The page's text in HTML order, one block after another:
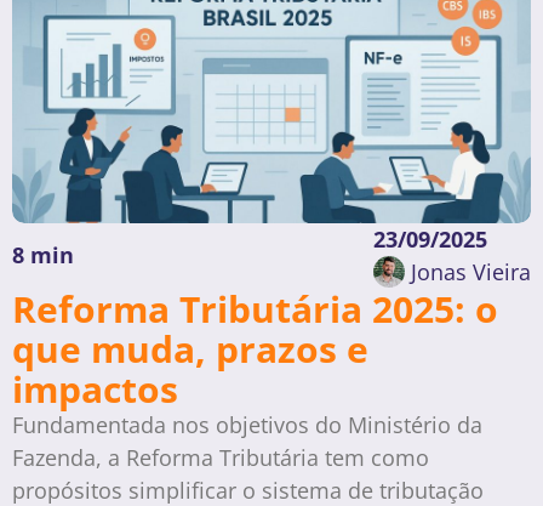
8 min
23/09/2025
Jonas Vieira
Reforma Tributária 2025: o
que muda, prazos e
impactos
Fundamentada nos objetivos do Ministério da
Fazenda, a Reforma Tributária tem como
propósitos simplificar o sistema de tributação